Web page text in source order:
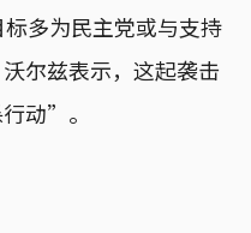
多为民主党或与支持
尔兹表示，这起袭击
动”。